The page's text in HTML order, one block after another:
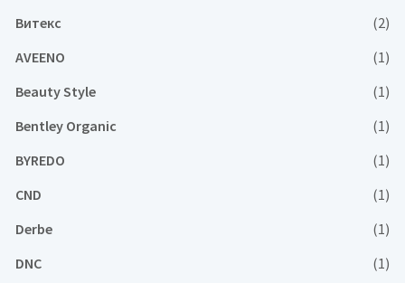
Витекс
(2)
AVEENO
(1)
Beauty Style
(1)
Bentley Organic
(1)
BYREDO
(1)
CND
(1)
Derbe
(1)
DNC
(1)